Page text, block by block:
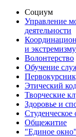
Социум
Управление
деятельности
и экстремизму
Волонтерство
Обучение
Этический
Творческие
Здоровье и
Студенческое
Общежитие
"Единое